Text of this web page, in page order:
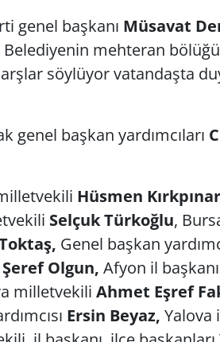
genel başkanı Müsavat
mehteran
söylüyor vatandaşta
genel başkan yardımcıları
Hüsmen Kırkpınar
Selçuk Türkoğlu,
Genel başkan
Olgun, Afyon il başkanı
milletvekili Ahmet Eşref
Ersin Beyaz, Yalova